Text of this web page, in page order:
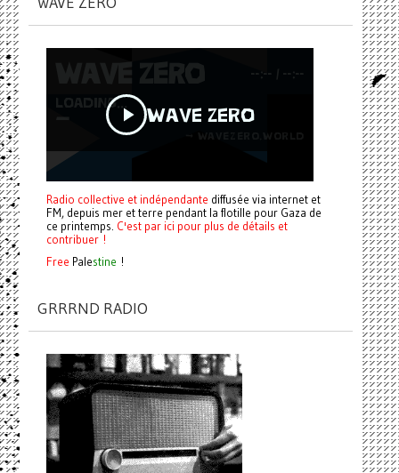
Radio collective et indépendante diffusée via internet et
FM, depuis mer et terre pendant la flotille pour Gaza de
ce printemps. C'est par ici pour plus de détails et
contribuer !
Free Palestine !
GRRRND RADIO